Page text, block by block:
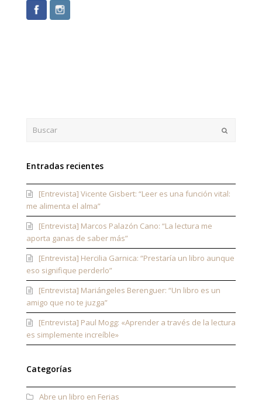
Entradas recientes
[Entrevista] Vicente Gisbert: “Leer es una función vital:
me alimenta el alma”
[Entrevista] Marcos Palazón Cano: “La lectura me
aporta ganas de saber más”
[Entrevista] Hercilia Garnica: “Prestaría un libro aunque
eso signifique perderlo”
[Entrevista] Mariángeles Berenguer: “Un libro es un
amigo que no te juzga”
[Entrevista] Paul Mogg: «Aprender a través de la lectura
es simplemente increíble»
Categorías
Abre un libro en Ferias